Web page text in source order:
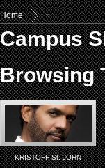
Home »
Campus
Browsing
KRISTOFF St. JOHN